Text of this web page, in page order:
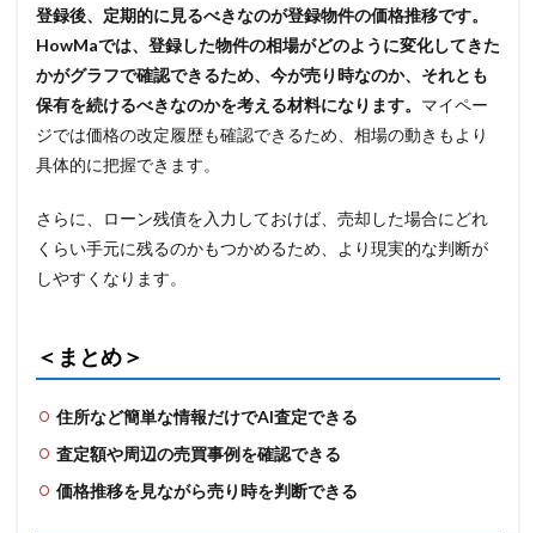
登録後、定期的に見るべきなのが登録物件の価格推移です。
HowMaでは、登録した物件の相場がどのように変化してきた
かがグラフで確認できるため、今が売り時なのか、それとも
保有を続けるべきなのかを考える材料になります。 マイペー
ジでは価格の改定履歴も確認できるため、相場の動きもより
具体的に把握できます。
さらに、ローン残債を入力しておけば、売却した場合にどれ
くらい手元に残るのかもつかめるため、より現実的な判断が
しやすくなります。
＜まとめ＞
住所など簡単な情報だけでAI査定できる
査定額や周辺の売買事例を確認できる
価格推移を見ながら売り時を判断できる